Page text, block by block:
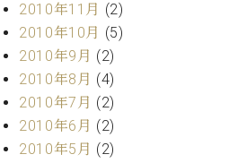
2010年11月 (2)
2010年10月 (5)
2010年9月 (2)
2010年8月 (4)
2010年7月 (2)
2010年6月 (2)
2010年5月 (2)